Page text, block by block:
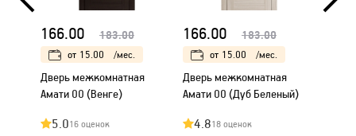
166.00 183.00
от 15.00 /мес.
Дверь межкомнатная
Амати 00 (Венге)
5.016 оценок
166.00 183.00
от 15.00 /мес.
Дверь межкомнатная
Амати 00 (Дуб Беленый)
4.818 оценок